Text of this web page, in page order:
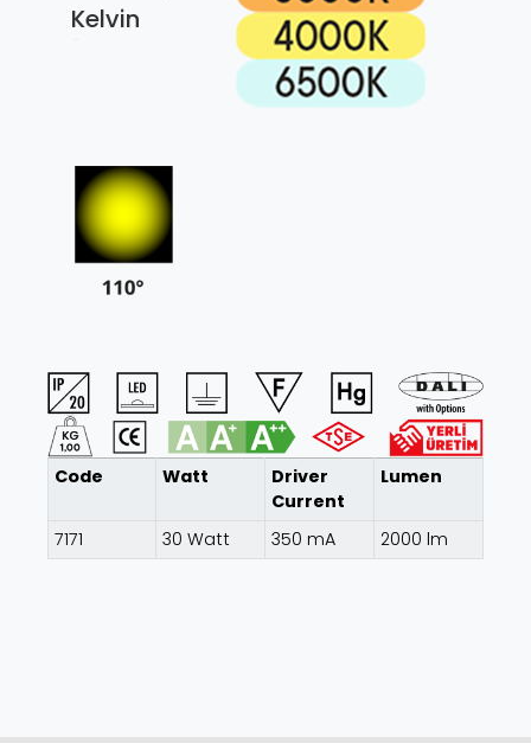
Kelvin
Code Watt
Driver
Current
Lumen
7171 30 Watt 350 mA 2000 lm